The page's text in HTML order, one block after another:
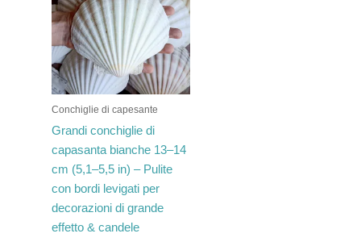
Conchiglie di capesante
Grandi conchiglie di
capasanta bianche 13–14
cm (5,1–5,5 in) – Pulite
con bordi levigati per
decorazioni di grande
effetto & candele
€23.21
a
€281.81
ha
più
varianti.
Le
opzioni
essere
scelte
nella
pagina
del
prodotto